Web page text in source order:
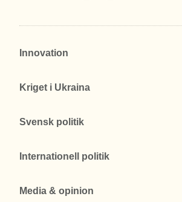
Innovation
Kriget i Ukraina
Svensk politik
Internationell politik
Media & opinion